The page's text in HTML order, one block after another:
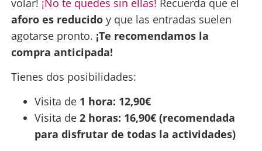
aforo es reducidoy que las entradas suelen
agotarse pronto. ¡Te recomendamos la
compra anticipada!
Tienes dos posibilidades:
Visita de 1 hora: 12,90€
Visita de2 horas: 16,90€ (recomendada
para disfrutar de todas la actividades)